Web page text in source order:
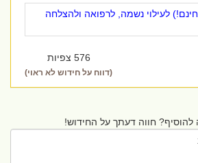
לעילוי נשמה, לרפואה ולהצלחה
576 צפיות
(דווח על חידוש לא ראוי)
חווה דעתך על החידוש!